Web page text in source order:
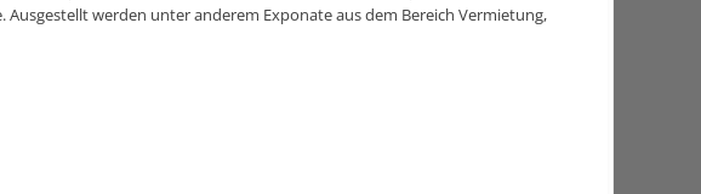
werden unter anderem Exponate aus dem Bereich Vermietung,